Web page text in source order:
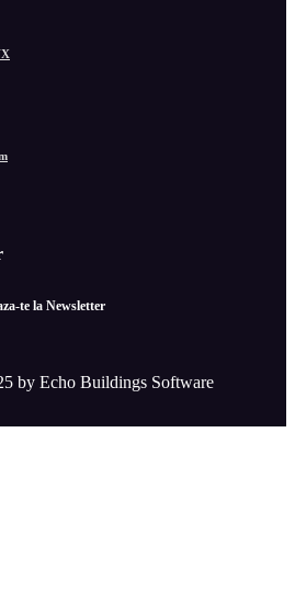
te la Newsletter
by Echo Buildings Software